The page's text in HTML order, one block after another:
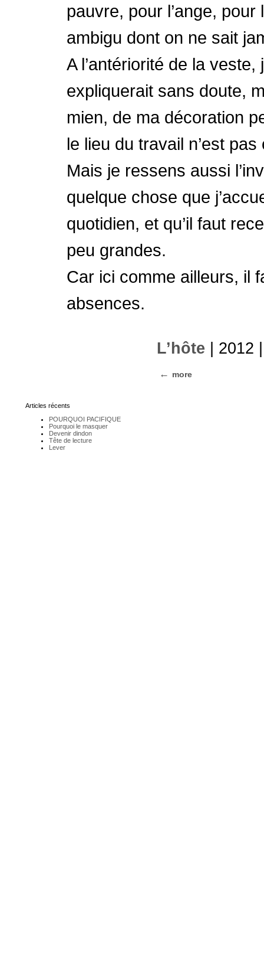
pauvre, pour l’ange, pour
ambigu dont on ne sait
A l’antériorité de la
expliquerait sans doute,
mien, de ma décoration
le lieu du travail n’est
Mais je ressens aussi
quelque chose que
quotidien, et qu’il faut
peu grandes.
Car ici comme ailleurs, il
absences.
L’hôte | 2012
more
Articles récents
POURQUOI PACIFIQUE
Pourquoi le masquer
Devenir dindon
Tête de lecture
Lever